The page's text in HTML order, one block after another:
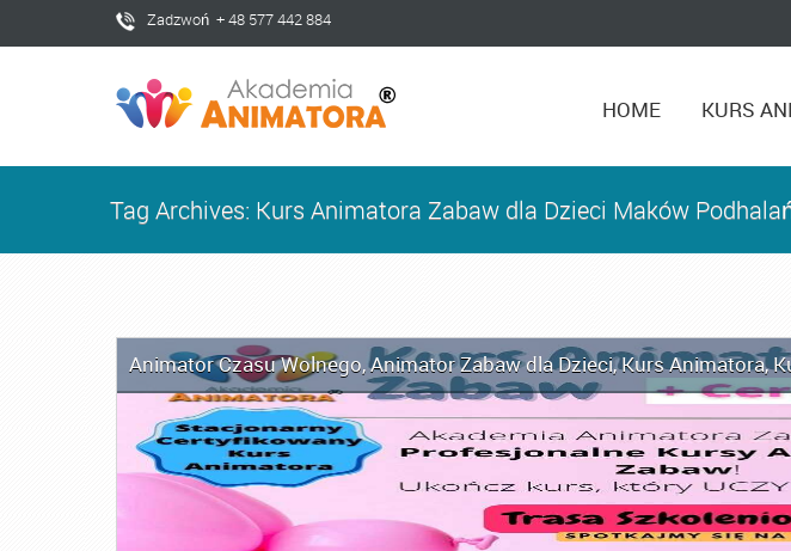
Zadzwoń + 48 577 442 884
HOME KURS
Tag Archives: Kurs Animatora Zabaw dla Dzieci Maków
Animator Czasu Wolnego,Animator Zabaw dla Dzieci,Kurs Animatora,